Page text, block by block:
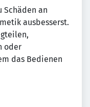
Schäden an
ausbesserst.
oder
das Bedienen